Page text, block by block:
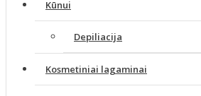
Kūnui
Depiliacija
Kosmetiniai lagaminai